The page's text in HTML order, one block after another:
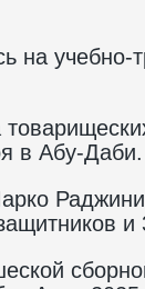
на учебно-
в Абу-Даби.